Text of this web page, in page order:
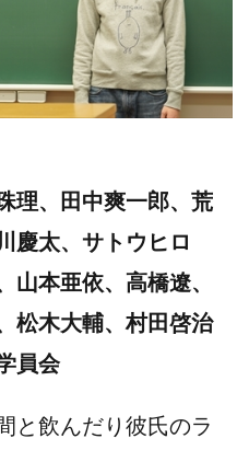
理、田中爽一郎、荒
慶太、サトウヒロ
山本亜依、高橋遼、
松木大輔、村田啓治
員会
と飲んだり彼氏のラ